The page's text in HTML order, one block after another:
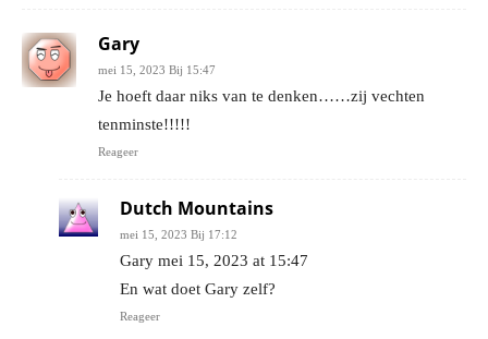
Gary
mei 15, 2023 Bij 15:47
Je hoeft daar niks van te denken……zij vechten
tenminste!!!!!
Reageer
Dutch Mountains
mei 15, 2023 Bij 17:12
Gary mei 15, 2023 at 15:47
En wat doet Gary zelf?
Reageer